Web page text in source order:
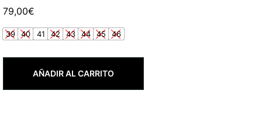
79,00€
39 40 41 42 43 44 45 46
AÑADIR AL CARRITO